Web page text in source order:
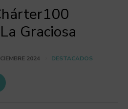
Graciosa
2024 DESTACADOS